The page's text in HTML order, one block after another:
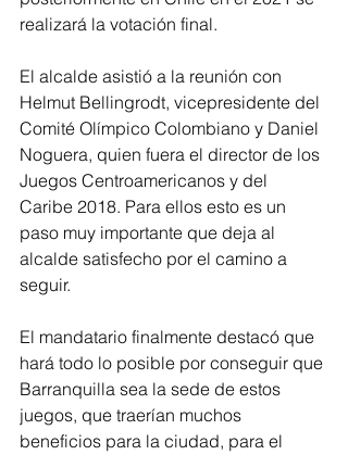
realizará la votación final.
El alcalde asistió a la reunión con
Helmut Bellingrodt, vicepresidente del
Comité Olímpico Colombiano y Daniel
Noguera, quien fuera el director de los
Juegos Centroamericanos y del
Caribe 2018. Para ellos esto es un
paso muy importante que deja al
alcalde satisfecho por el camino a
seguir.
El mandatario finalmente destacó que
hará todo lo posible por conseguir que
Barranquilla sea la sede de estos
juegos, que traerían muchos
beneficios para la ciudad, para el